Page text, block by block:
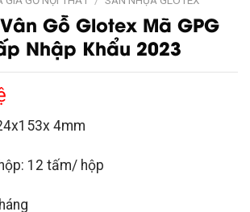
Gỗ Glotex Mã GPG
Nhập Khẩu 2023
4mm
12 tấm/ hộp